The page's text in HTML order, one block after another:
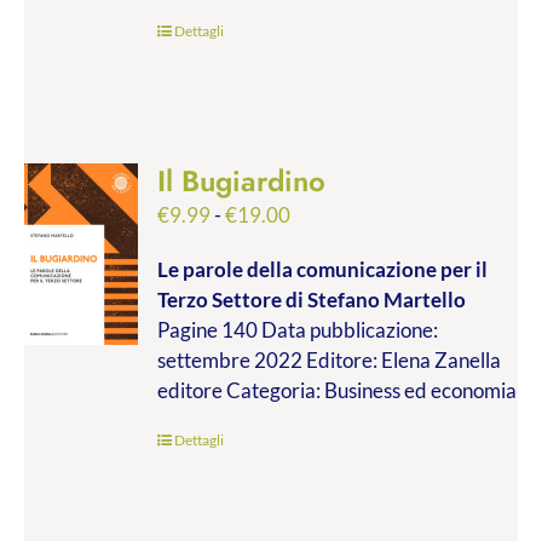
Dettagli
Il Bugiardino
€9.99-€19.00Fascia
prezzo:
da
€9.99
a
€19.00
Le parole della comunicazione per il
Terzo Settoredi Stefano Martello
Pagine 140 Data pubblicazione:
settembre 2022 Editore: Elena Zanella
editore Categoria: Business ed economia
Dettagli